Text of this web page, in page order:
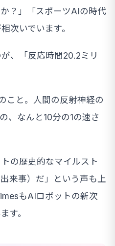
？」「スポーツAIの時代
次いでいます。
、「反応時間20.2ミリ
こと。人間の反射神経の
、なんと10分の1の速さ
の歴史的なマイルスト
来事）だ」という声も上
もAIロボットの新次
す。